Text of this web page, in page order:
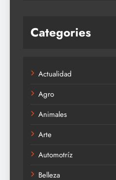
Categories
Actualidad
Agro
Animales
Arte
Automotríz
Belleza